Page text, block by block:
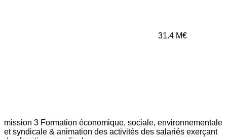
31.4 M€
mission 3 Formation économique, sociale, environnementale
et syndicale & animation des activités des salariés exerçant